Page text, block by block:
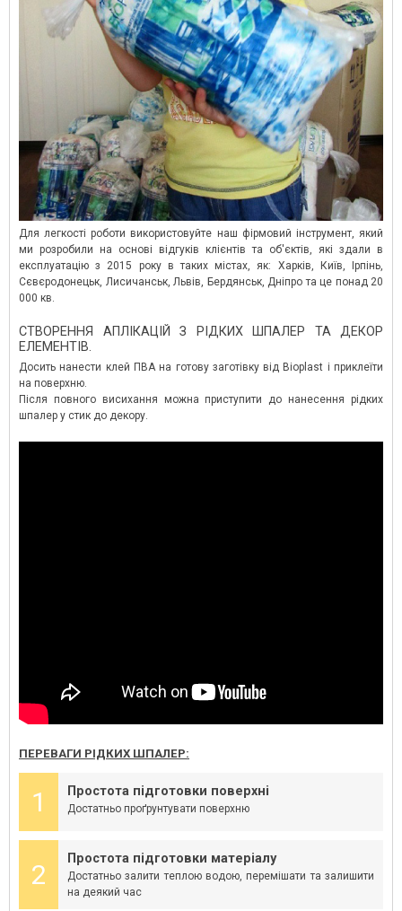
Для легкості роботи використовуйте наш фірмовий інструмент, який
ми розробили на основі відгуків клієнтів та об'єктів, які здали в
експлуатацію з 2015 року в таких містах, як: Харків, Київ, Ірпінь,
Сєвєродонецьк, Лисичанськ, Львів, Бердянськ, Дніпро та це понад 20
000 кв.
СТВОРЕННЯ АПЛІКАЦІЙ З РІДКИХ ШПАЛЕР ТА ДЕКОР
ЕЛЕМЕНТІВ.
Досить нанести клей ПВА на готову заготівку від Bioplast і приклеїти
на поверхню.
Після повного висихання можна приступити до нанесення рідких
шпалер у стик до декору.
ПЕРЕВАГИ РІДКИХ ШПАЛЕР:
1 Простота підготовки поверхні
Достатньо проґрунтувати поверхню
2
Простота підготовки матеріалу
Достатньо залити теплою водою, перемішати та залишити
на деякий час